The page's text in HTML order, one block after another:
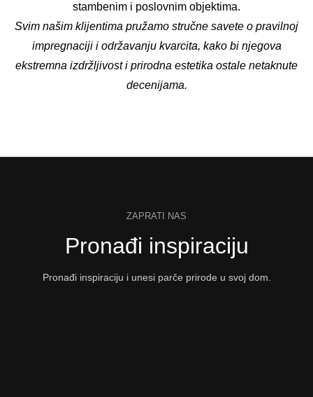
stambenim i poslovnim objektima.
Svim našim klijentima pružamo stručne savete o pravilnoj
impregnaciji i održavanju kvarcita, kako bi njegova
ekstremna izdržljivost i prirodna estetika ostale netaknute
decenijama.
ZAPRATI NAS
Pronađi inspiraciju
Pronađi inspiraciju i unesi parče prirode u svoj dom.